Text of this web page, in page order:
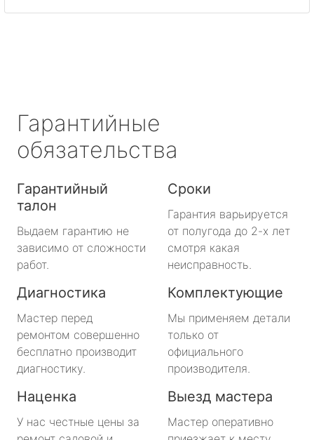
Гарантийные
обязательства
Гарантийный
талон
Выдаем гарантию не
зависимо от сложности
работ.
Сроки
Гарантия варьируется
от полугода до 2-х лет
смотря какая
неисправность.
Диагностика
Мастер перед
ремонтом совершенно
бесплатно производит
диагностику.
Комплектующие
Мы применяем детали
только от
официального
производителя.
Наценка
У нас честные цены за
Выезд мастера
Мастер оперативно